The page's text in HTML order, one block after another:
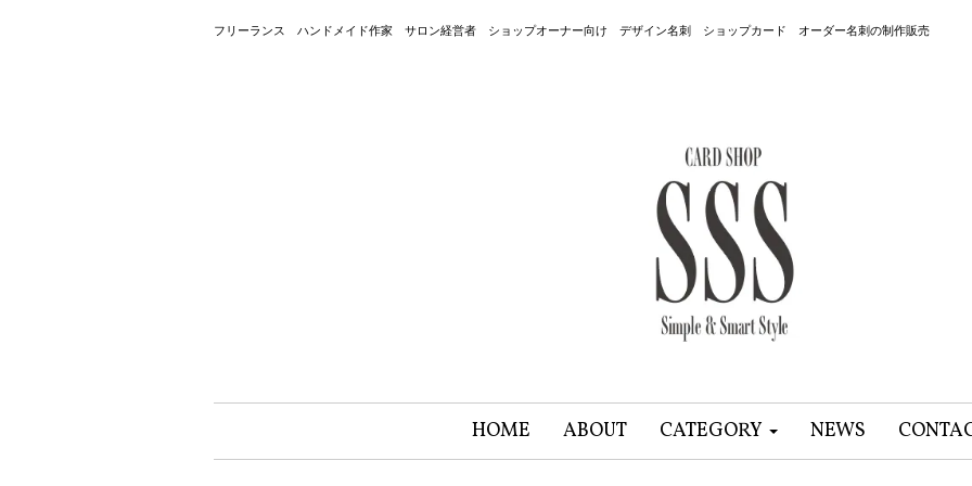
フリーランス ハンドメイド作家 サロン経営者 ショップオーナー向け デザイン名刺 ショップカード オーダー名刺の制作販売
HOME ABOUT CATEGORY NEWS